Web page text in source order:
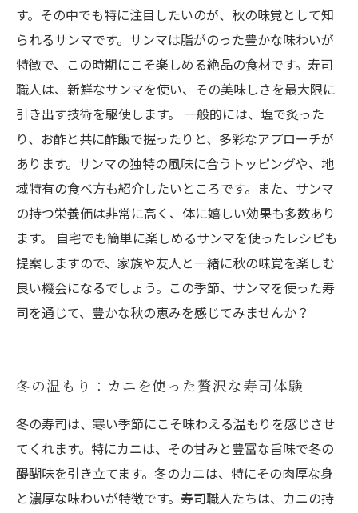
す。その中でも特に注目したいのが、秋の味覚として知
られるサンマです。サンマは脂がのった豊かな味わいが
特徴で、この時期にこそ楽しめる絶品の食材です。寿司
職人は、新鮮なサンマを使い、その美味しさを最大限に
引き出す技術を駆使します。 一般的には、塩で炙った
り、お酢と共に酢飯で握ったりと、多彩なアプローチが
あります。サンマの独特の風味に合うトッピングや、地
域特有の食べ方も紹介したいところです。また、サンマ
の持つ栄養価は非常に高く、体に嬉しい効果も多数あり
ます。 自宅でも簡単に楽しめるサンマを使ったレシピも
提案しますので、家族や友人と一緒に秋の味覚を楽しむ
良い機会になるでしょう。この季節、サンマを使った寿
司を通じて、豊かな秋の恵みを感じてみませんか？
冬の温もり：カニを使った贅沢な寿司体験
冬の寿司は、寒い季節にこそ味わえる温もりを感じさせ
てくれます。特にカニは、その甘みと豊富な旨味で冬の
醍醐味を引き立てます。冬のカニは、特にその肉厚な身
と濃厚な味わいが特徴です。寿司職人たちは、カニの持